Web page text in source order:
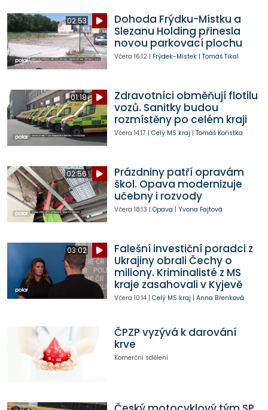
02:53
Dohoda Frýdku-Místku a
Slezanu Holding přinesla
novou parkovací plochu
Včera 16:12| Frýdek-Místek| Tomáš Tikal
01:18
Zdravotníci obměňují flotilu
vozů. Sanitky budou
rozmístěny po celém kraji
Včera 14:17 | Celý MS kraj | Tomáš Kořistka
02:56
Prázdniny patří opravám
škol. Opava modernizuje
učebny i rozvody
Včera 18:13 | Opava | Yvona Fajtová
03:02
Falešní investiční poradci z
Ukrajiny obrali Čechy o
miliony. Kriminalisté z MS
kraje zasahovali v Kyjevě
Včera 10:14| Celý MS kraj | Anna Břenková
ČPZP vyzývá k darování
krve
Komerční sdělení